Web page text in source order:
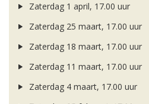
Zaterdag 1 april, 17.00 uur
Zaterdag 25 maart, 17.00 uur
Zaterdag 18 maart, 17.00 uur
Zaterdag 11 maart, 17.00 uur
Zaterdag 4 maart, 17.00 uur